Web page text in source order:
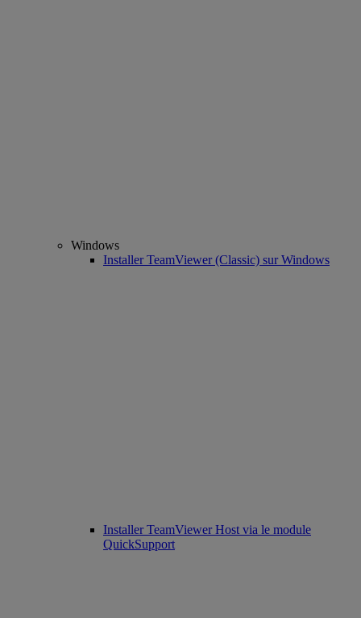
Windows
Installer TeamViewer (Classic) sur Windows
Installer TeamViewer Host via le module
QuickSupport